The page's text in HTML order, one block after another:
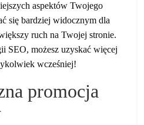
aspektów Twojego
się bardziej widocznym dla
ruch na Twojej stronie.
SEO, możesz uzyskać więcej
wcześniej!
promocja